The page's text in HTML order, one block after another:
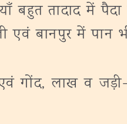
तादाद में पैदा
बानपुर में पान
गोंद, लाख व जड़ी-